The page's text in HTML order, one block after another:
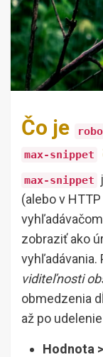
Čo je
max-snippet
max-snippet
(alebo v
zobraziť ako
vyhľadávania.
viditeľnosti
obmedzenia
až po
Hodnota